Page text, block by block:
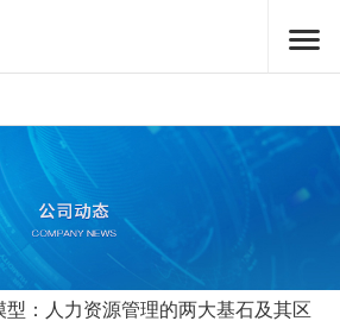
：人力资源管理的两大基石及其区